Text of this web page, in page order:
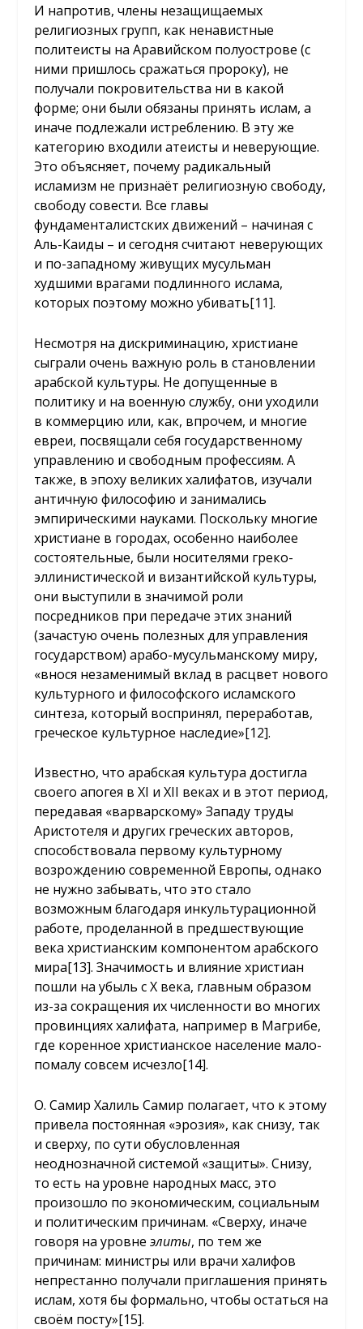
И напротив, члены незащищаемых
религиозных групп, как ненавистные
политеисты на Аравийском полуострове (с
ними пришлось сражаться пророку), не
получали покровительства ни в какой
форме; они были обязаны принять ислам, а
иначе подлежали истреблению. В эту же
категорию входили атеисты и неверующие.
Это объясняет, почему радикальный
исламизм не признаёт религиозную свободу,
свободу совести. Все главы
фундаменталистских движений – начиная с
Аль-Каиды – и сегодня считают неверующих
и по-западному живущих мусульман
худшими врагами подлинного ислама,
которых поэтому можно убивать[11].
Несмотря на дискриминацию, христиане
сыграли очень важную роль в становлении
арабской культуры. Не допущенные в
политику и на военную службу, они уходили
в коммерцию или, как, впрочем, и многие
евреи, посвящали себя государственному
управлению и свободным профессиям. А
также, в эпоху великих халифатов, изучали
античную философию и занимались
эмпирическими науками. Поскольку многие
христиане в городах, особенно наиболее
состоятельные, были носителями греко-
эллинистической и византийской культуры,
они выступили в значимой роли
посредников при передаче этих знаний
(зачастую очень полезных для управления
государством) арабо-мусульманскому миру,
«внося незаменимый вклад в расцвет нового
культурного и философского исламского
синтеза, который воспринял, переработав,
греческое культурное наследие»[12].
Известно, что арабская культура достигла
своего апогея в XI и XII веках и в этот период,
передавая «варварскому» Западу труды
Аристотеля и других греческих авторов,
способствовала первому культурному
возрождению современной Европы, однако
не нужно забывать, что это стало
возможным благодаря инкультурационной
работе, проделанной в предшествующие
века христианским компонентом арабского
мира[13]. Значимость и влияние христиан
пошли на убыль с X века, главным образом
из-за сокращения их численности во многих
провинциях халифата, например в Магрибе,
где коренное христианское население мало-
помалу совсем исчезло[14].
О. Самир Халиль Самир полагает, что к этому
привела постоянная «эрозия», как снизу, так
и сверху, по сути обусловленная
неоднозначной системой «защиты». Снизу,
то есть на уровне народных масс, это
произошло по экономическим, социальным
и политическим причинам. «Сверху, иначе
говоря на уровнеэлиты, по тем же
причинам: министры или врачи халифов
непрестанно получали приглашения принять
ислам, хотя бы формально, чтобы остаться на
своём посту»[15].